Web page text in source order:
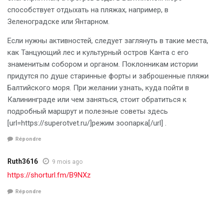
способствует отдыхать на пляжах, например, в
Зеленоградске или Янтарном.
Если нужны активностей, следует заглянуть в такие места,
как Танцующий лес и культурный остров Канта с его
знаменитым собором и органом. Поклонникам истории
придутся по душе старинные форты и заброшенные пляжи
Балтийского моря. При желании узнать, куда пойти в
Калининграде или чем заняться, стоит обратиться к
подробный маршрут и полезные советы здесь
[url=https://superotvet.ru/]режим зоопарка[/url] .
Répondre
Ruth3616 9 mois ago
https://shorturl.fm/B9NXz
Répondre